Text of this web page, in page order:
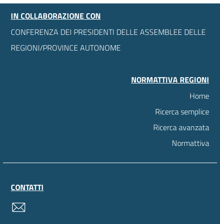
IN COLLABORAZIONE CON
CONFERENZA DEI PRESIDENTI DELLE ASSEMBLEE DELLE
REGIONI/PROVINCE AUTONOME
NORMATTIVA REGIONI
Home
Ricerca semplice
Ricerca avanzata
Normattiva
CONTATTI